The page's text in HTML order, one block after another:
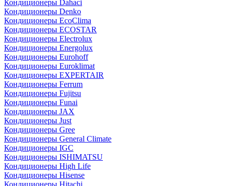
Кондиционеры Dahaci
Кондиционеры Denko
Кондиционеры EcoClima
Кондиционеры ECOSTAR
Кондиционеры Electrolux
Кондиционеры Energolux
Кондиционеры Eurohoff
Кондиционеры Euroklimat
Кондиционеры EXPERTAIR
Кондиционеры Ferrum
Кондиционеры Fujitsu
Кондиционеры Funai
Кондиционеры JAX
Кондиционеры Just
Кондиционеры Gree
Кондиционеры General Climate
Кондиционеры IGC
Кондиционеры ISHIMATSU
Кондиционеры High Life
Кондиционеры Hisense
Кондиционеры Hitachi